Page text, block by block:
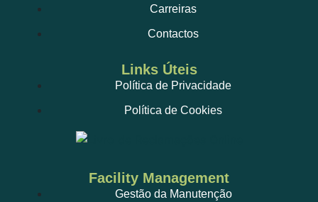
Carreiras
Contactos
Links Úteis
Política de Privacidade
Política de Cookies
Facility Management
Gestão da Manutenção